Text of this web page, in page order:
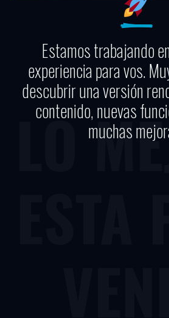
Estamos trabajando
experiencia para vos.
descubrir una versión
contenido, nuevas
muchas
LO